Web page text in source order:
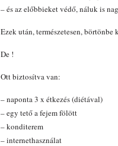
– és az előbbieket védő, náluk is
Ezek után, természetesen, börtönbe
De !
Ott biztosítva van:
– naponta 3 x étkezés (diétával)
– egy tető a fejem fölött
– konditerem
– internethasználat